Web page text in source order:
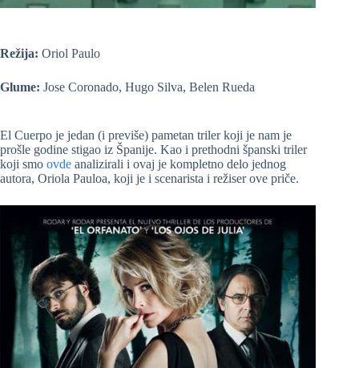
Režija: Oriol Paulo
Glume: Jose Coronado, Hugo Silva, Belen Rueda
El Cuerpo je jedan (i previše) pametan triler koji je nam je
prošle godine stigao iz Španije. Kao i prethodni španski triler
koji smo ovde analizirali i ovaj je kompletno delo jednog
autora, Oriola Pauloa, koji je i scenarista i režiser ove priče.